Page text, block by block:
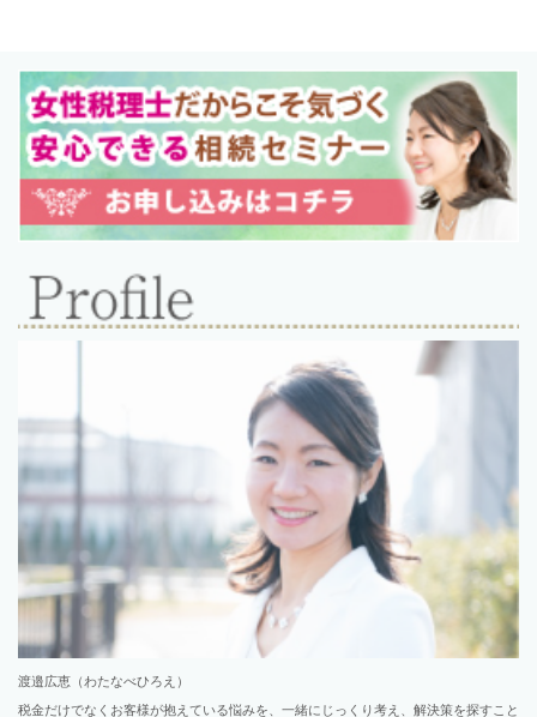
渡邉広恵（わたなべひろえ）
税金だけでなくお客様が抱えている悩みを、一緒にじっくり考え、解決策を探すこと